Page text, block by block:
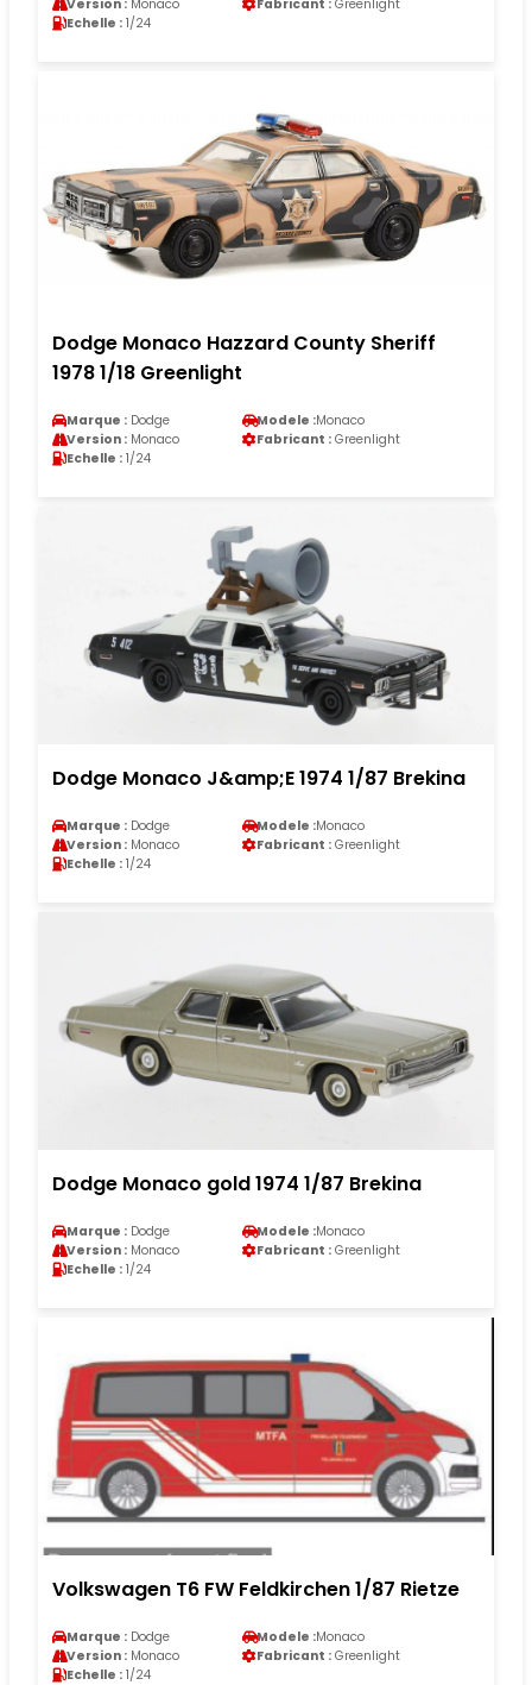
Version : Monaco Fabricant : Greenlight
Echelle : 1/24
Dodge Monaco Hazzard County Sheriff
1978 1/18 Greenlight
Marque : Dodge Modele :Monaco
Version : Monaco Fabricant : Greenlight
Echelle : 1/24
Dodge Monaco J&amp;E 1974 1/87 Brekina
Marque : Dodge Modele :Monaco
Version : Monaco Fabricant : Greenlight
Echelle : 1/24
Dodge Monaco gold 1974 1/87 Brekina
Marque : Dodge Modele :Monaco
Version : Monaco Fabricant : Greenlight
Echelle : 1/24
Volkswagen T6 FW Feldkirchen 1/87 Rietze
Marque : Dodge Modele :Monaco
Version : Monaco Fabricant : Greenlight
Echelle : 1/24